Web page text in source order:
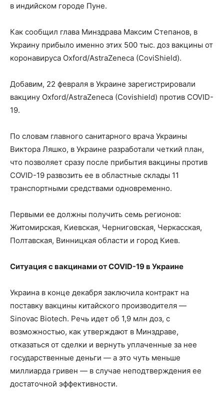
в индийском городе Пуне.
Как сообщил глава Минздрава Максим Степанов, в
Украину прибыло именно этих 500 тыс. доз вакцины от
коронавируса Oxford/AstraZeneca (CoviShield).
Добавим, 22 февраля в Украине зарегистрировали
вакцину Oxford/AstraZeneca (Covishield) против COVID-
19.
По словам главного санитарного врача Украины
Виктора Ляшко, в Украине разработали четкий план,
что позволяет сразу после прибытия вакцины против
COVID-19 развозить ее в областные склады 11
транспортными средствами одновременно.
Первыми ее должны получить семь регионов:
Житомирская, Киевская, Черниговская, Черкасская,
Полтавская, Винницкая области и город Киев.
Ситуация с вакцинами от COVID-19 в Украине
Украина в конце декабря заключила контракт на
поставку вакцины китайского производителя —
Sinovac Biotech. Речь идет об 1,9 млн доз, с
возможностью, как утверждают в Минздраве,
отказаться от сделки и вернуть уплаченные за нее
государственные деньги — а это чуть меньше
миллиарда гривен — в случае неподтверждения ее
достаточной эффективности.